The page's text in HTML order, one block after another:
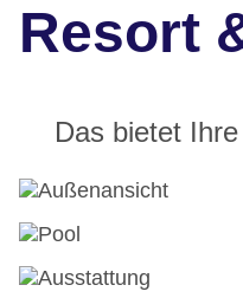
Resort
Das bietet